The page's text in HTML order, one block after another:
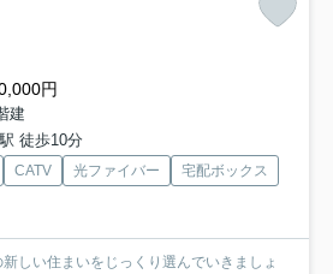
円
建
徒歩10分
CATV 光ファイバー
宅配ボックス
しい住まいをじっくり選んでいきましょ